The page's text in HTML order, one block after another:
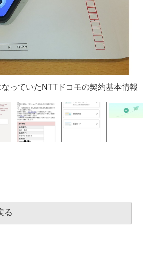
っていたNTTドコモの契約基本情報
る